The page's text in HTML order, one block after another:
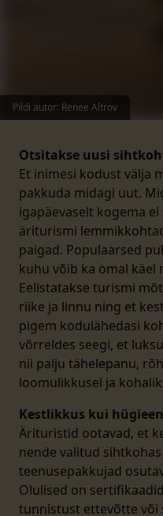
Otsitakse uusi
Et inimesi kodust välja
pakkuda midagi uut.
igapäevaselt kogema
äriturismi
paigad. Populaarsed
kuhu võib ka omal käel
Eelistatakse turismi
riike ja linnu ning et
pigem kodulähedasi
võrreldes seegi, et
nii palju tähelepanu,
loomulikkusel ja
Kestlikkus kui
Ärituristid ootavad, et
nende valitud
teenusepakkujad
Olulised on
tunnistust ettevõtte
Pildi autor: Renee Altrov